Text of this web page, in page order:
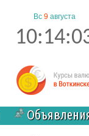
Вс 9августа